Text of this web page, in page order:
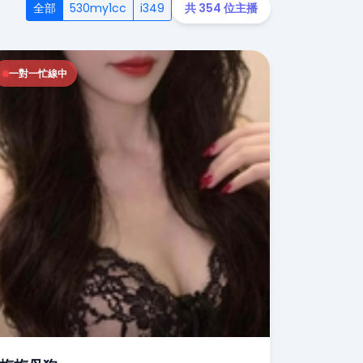
全部 530my1cc i349 共 354 位主播
一對一忙線中